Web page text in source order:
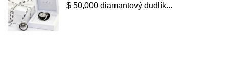
$ 50,000 diamantový dudlík...